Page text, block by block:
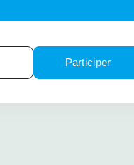
Participer